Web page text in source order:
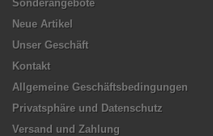
Sonderangebote
Neue Artikel
Unser Geschäft
Kontakt
Allgemeine Geschäftsbedingungen
Privatsphäre und Datenschutz
Versand und Zahlung